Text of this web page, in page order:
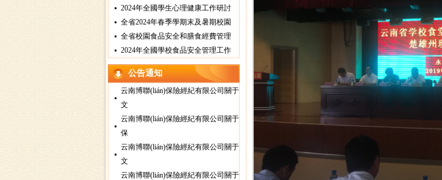
2024年全國學生心理健康工作研討
全省2024年春季學期末及暑期校園
全省校園食品安全和膳食經費管理
2024年全國學校食品安全管理工作
公告通知
云南博聯(lián)保險經紀有限公司關于
文
云南博聯(lián)保險經紀有限公司關于
保
云南博聯(lián)保險經紀有限公司關于
文
云南博聯(lián)保險經紀有限公司關于